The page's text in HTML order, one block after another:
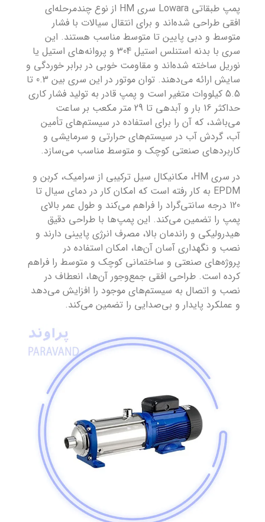
پمپ‌ طبقاتی Lowara سری HM از نوع چندمرحله‌ای
افقی طراحی شده‌اند و برای انتقال سیالات با فشار
متوسط و دبی پایین تا متوسط مناسب هستند. این
سری با بدنه استنلس استیل 304 و پروانه‌های استیل یا
نوریل ساخته شده‌اند و مقاومت خوبی در برابر خوردگی و
سایش ارائه می‌دهند. توان موتور در این سری بین 0.3 تا
5.5 کیلووات متغیر است و پمپ قادر به تولید فشار کاری
حداکثر 16 بار و آبدهی تا 29 متر مکعب بر ساعت
می‌باشد، که آن را برای استفاده در سیستم‌های تأمین
آب، گردش آب در سیستم‌های حرارتی و سرمایشی و
کاربردهای صنعتی کوچک و متوسط مناسب می‌سازد.
در سری HM، مکانیکال سیل ترکیبی از سرامیک، کربن و
EPDM به کار رفته است که امکان کار در دمای سیال تا
120 درجه سانتی‌گراد را فراهم می‌کند و طول عمر بالای
پمپ را تضمین می‌کند. این پمپ‌ها با طراحی دقیق
هیدرولیکی و راندمان بالا، مصرف انرژی پایینی دارند و
نصب و نگهداری آسان آن‌ها، امکان استفاده در
پروژه‌های صنعتی و ساختمانی کوچک و متوسط را فراهم
کرده است. طراحی افقی جمع‌وجور آن‌ها، انعطاف در
نصب و اتصال به سیستم‌های موجود را افزایش می‌دهد
و عملکرد پایدار و بی‌صدایی را تضمین می‌کند.